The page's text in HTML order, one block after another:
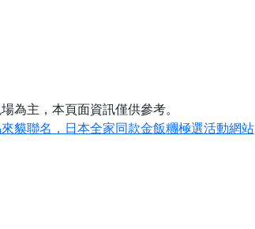
為主，本頁面資訊僅供參考。
貘聯名，日本全家同款金飯糰極選活動網站